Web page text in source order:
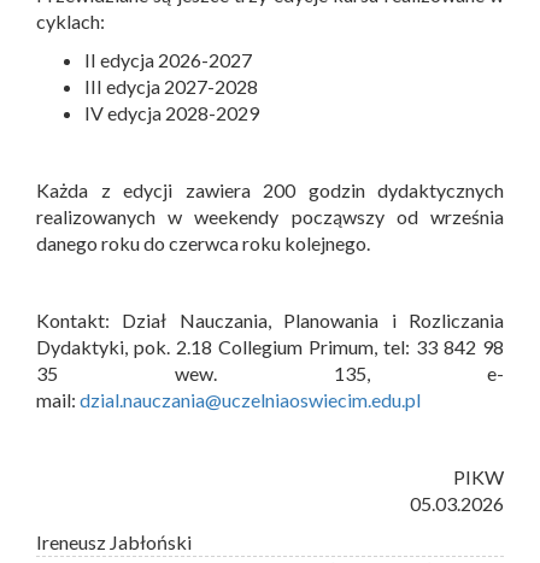
cyklach:
II edycja 2026-2027
III edycja 2027-2028
IV edycja 2028-2029
Każda z edycji zawiera 200 godzin dydaktycznych
realizowanych w weekendy począwszy od września
danego roku do czerwca roku kolejnego.
Kontakt: Dział Nauczania, Planowania i Rozliczania
Dydaktyki, pok. 2.18 Collegium Primum, tel: 33 842 98
35 wew. 135, e-
mail: dzial.nauczania@uczelniaoswiecim.edu.pl
PIKW
05.03.2026
Ireneusz Jabłoński